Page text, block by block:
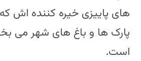
های پاییزی خیره کننده اش
پارک ها و باغ های شهر می
است.